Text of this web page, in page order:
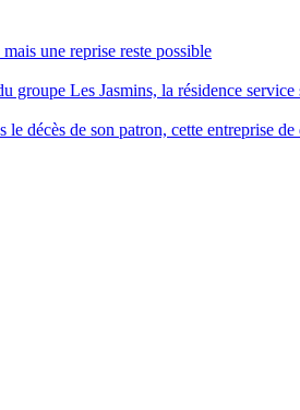
une reprise reste possible
Les Jasmins, la résidence service
décès de son patron, cette entreprise